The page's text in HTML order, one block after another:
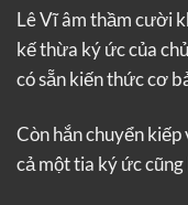
Lê Vĩ âm thầm cười
kế thừa ký ức của
có sẵn kiến thức cơ
Còn hắn chuyển kiếp
cả một tia ký ức cũng